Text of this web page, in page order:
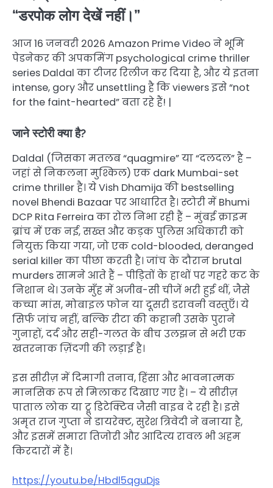
“डरपोक लोग देखें नहीं।”
आज 16 जनवरी 2026 Amazon Prime Video ने भूमि
पेडनेकर की अपकमिंग psychological crime thriller
series Daldal का टीजर रिलीज कर दिया है, और ये इतना
intense, gory और unsettling है कि viewers इसे “not
for the faint-hearted” बता रहे हैं! |
जाने स्टोरी क्या है?
Daldal (जिसका मतलब “quagmire” या “दलदल” है –
जहां से निकलना मुश्किल) एक dark Mumbai-set
crime thriller है। ये Vish Dhamija की bestselling
novel Bhendi Bazaar पर आधारित है। स्टोरी में Bhumi
DCP Rita Ferreira का रोल निभा रही हैं – मुंबई क्राइम
ब्रांच में एक नई, सख्त और कड़क पुलिस अधिकारी को
नियुक्त किया गया, जो एक cold-blooded, deranged
serial killer का पीछा करती है। जांच के दौरान brutal
murders सामने आते हैं – पीड़ितों के हाथों पर गहरे कट के
निशान थे। उनके मुँह में अजीब-सी चीजें भरी हुई थीं, जैसे
कच्चा मांस, मोबाइल फोन या दूसरी डरावनी वस्तुएँ। ये
सिर्फ जांच नहीं, बल्कि रीटा की कहानी उसके पुराने
गुनाहों, दर्द और सही-गलत के बीच उलझन से भरी एक
खतरनाक ज़िंदगी की लड़ाई है।
इस सीरीज़ में दिमागी तनाव, हिंसा और भावनात्मक
मानसिक रूप से मिलाकर दिखाए गए हैं। – ये सीरीज़
पाताल लोक या ट्रू डिटेक्टिव जैसी वाइब दे रही है। इसे
अमृत राज गुप्ता ने डायरेक्ट, सुरेश त्रिवेदी ने बनाया है,
और इसमें समारा तिजोरी और आदित्य रावल भी अहम
किरदारों में हैं।
https://youtu.be/Hbdl5qguDjs